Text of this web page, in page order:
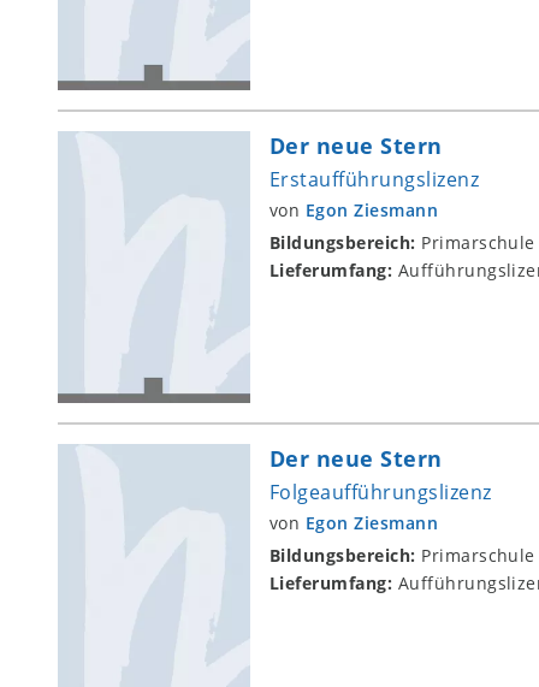
Der neue Stern
Erstaufführungslizenz
von Egon Ziesmann
Bildungsbereich: Primarschule
Lieferumfang:
Der neue Stern
Folgeaufführungslizenz
von Egon Ziesmann
Bildungsbereich: Primarschule
Lieferumfang: